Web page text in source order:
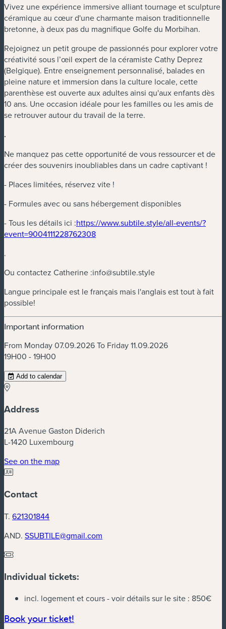
Vivez une expérience immersive alliant tournage et sculpture
céramique au cœur d'une charmante maison traditionnelle
bretonne, à deux pas du magnifique Golfe du Morbihan.
Rejoignez un petit groupe de passionnés pour explorer votre
créativité sous l’œil expert de la céramiste Cathy Deprez
(Belgique). Entre enseignement personnalisé, balades en
pleine nature et immersion dans la culture locale, cette
parenthèse est ouverte aux adultes ainsi qu'aux enfants dès
10 ans. Une occasion idéale pour les familles ou les amis de
se retrouver autour du travail de la terre.
.
Ne manquez pas cette opportunité de vous ressourcer et de
créer des souvenirs inoubliables dans un cadre captivant !
- Places limitées, réservez vite !
- Formules avec ou sans hébergement disponibles
- Tous les détails ici :(new window)
https://www.subtile.style/all-events/?
event=9004111228762308(new window)
.
Ou contactez Catherine :info@subtile.style
Langue principale est le français mais l'anglais est tout à fait
possible!
Important information
From Monday 07.09.2026 To Friday 11.09.2026
19H00 - 19H00
Add to calendar
Address
21A Avenue Gaston Diderich
L-1420 Luxembourg
See on the map(new window)
Contact
T. 621301844
AND. SSUBTILE@gmail.com
Individual tickets:
incl. logement et cours - voir détails sur le site : 850€
Book your ticket!